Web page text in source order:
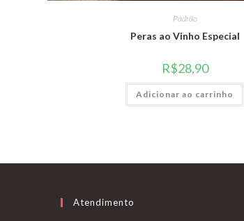
Padrão
Peras ao Vinho Especial
R$28,90
Adicionar ao carrinho
Atendimento